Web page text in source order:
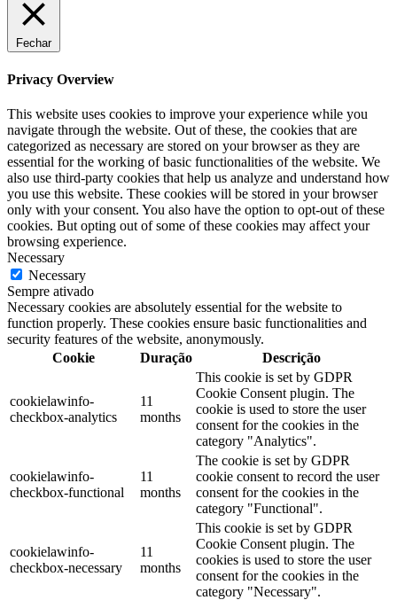
Fechar
Privacy Overview
This website uses cookies to improve your experience while you
navigate through the website. Out of these, the cookies that are
categorized as necessary are stored on your browser as they are
essential for the working of basic functionalities of the website. We
also use third-party cookies that help us analyze and understand how
you use this website. These cookies will be stored in your browser
only with your consent. You also have the option to opt-out of these
cookies. But opting out of some of these cookies may affect your
browsing experience.
Necessary
Necessary
Sempre ativado
Necessary cookies are absolutely essential for the website to
function properly. These cookies ensure basic functionalities and
security features of the website, anonymously.
Cookie
Duração Descrição
cookielawinfo-
checkbox-analytics
11
months
This cookie is set by GDPR
Cookie Consent plugin. The
cookie is used to store the user
consent for the cookies in the
category "Analytics".
cookielawinfo-
checkbox-functional
11
months
The cookie is set by GDPR
cookie consent to record the user
consent for the cookies in the
category "Functional".
cookielawinfo-
checkbox-necessary
11
months
This cookie is set by GDPR
Cookie Consent plugin. The
cookies is used to store the user
consent for the cookies in the
category "Necessary".